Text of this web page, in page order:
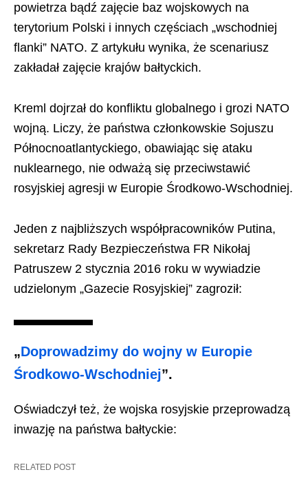
powietrza bądź zajęcie baz wojskowych na
terytorium Polski i innych częściach „wschodniej
flanki” NATO. Z artykułu wynika, że scenariusz
zakładał zajęcie krajów bałtyckich.
Kreml dojrzał do konfliktu globalnego i grozi NATO
wojną. Liczy, że państwa członkowskie Sojuszu
Północnoatlantyckiego, obawiając się ataku
nuklearnego, nie odważą się przeciwstawić
rosyjskiej agresji w Europie Środkowo-Wschodniej.
Jeden z najbliższych współpracowników Putina,
sekretarz Rady Bezpieczeństwa FR Nikołaj
Patruszew 2 stycznia 2016 roku w wywiadzie
udzielonym „Gazecie Rosyjskiej” zagroził:
„Doprowadzimy do wojny w Europie
Środkowo-Wschodniej”.
Oświadczył też, że wojska rosyjskie przeprowadzą
inwazję na państwa bałtyckie:
RELATED POST